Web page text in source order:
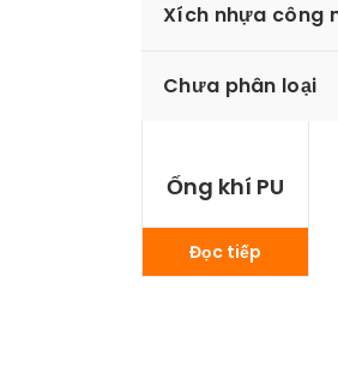
Xích nhựa công
Chưa phân loại
Ống khí PU
Đọc tiếp